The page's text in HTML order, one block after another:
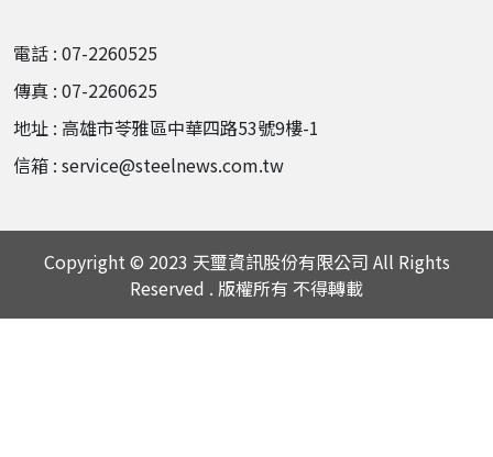
電話 : 07-2260525
傳真 : 07-2260625
地址 : 高雄市苓雅區中華四路53號9樓-1
信箱 : service@steelnews.com.tw
Copyright © 2023 天璽資訊股份有限公司 All Rights
Reserved . 版權所有 不得轉載